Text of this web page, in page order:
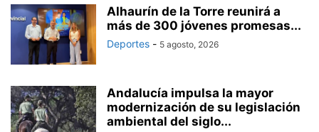
Alhaurín de la Torre reunirá a
más de 300 jóvenes promesas...
Deportes - 5 agosto, 2026
Andalucía impulsa la mayor
modernización de su legislación
ambiental del siglo...